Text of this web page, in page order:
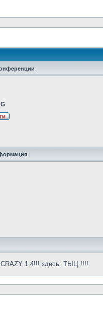
1.4!!! здесь: ТЫЦ !!!!